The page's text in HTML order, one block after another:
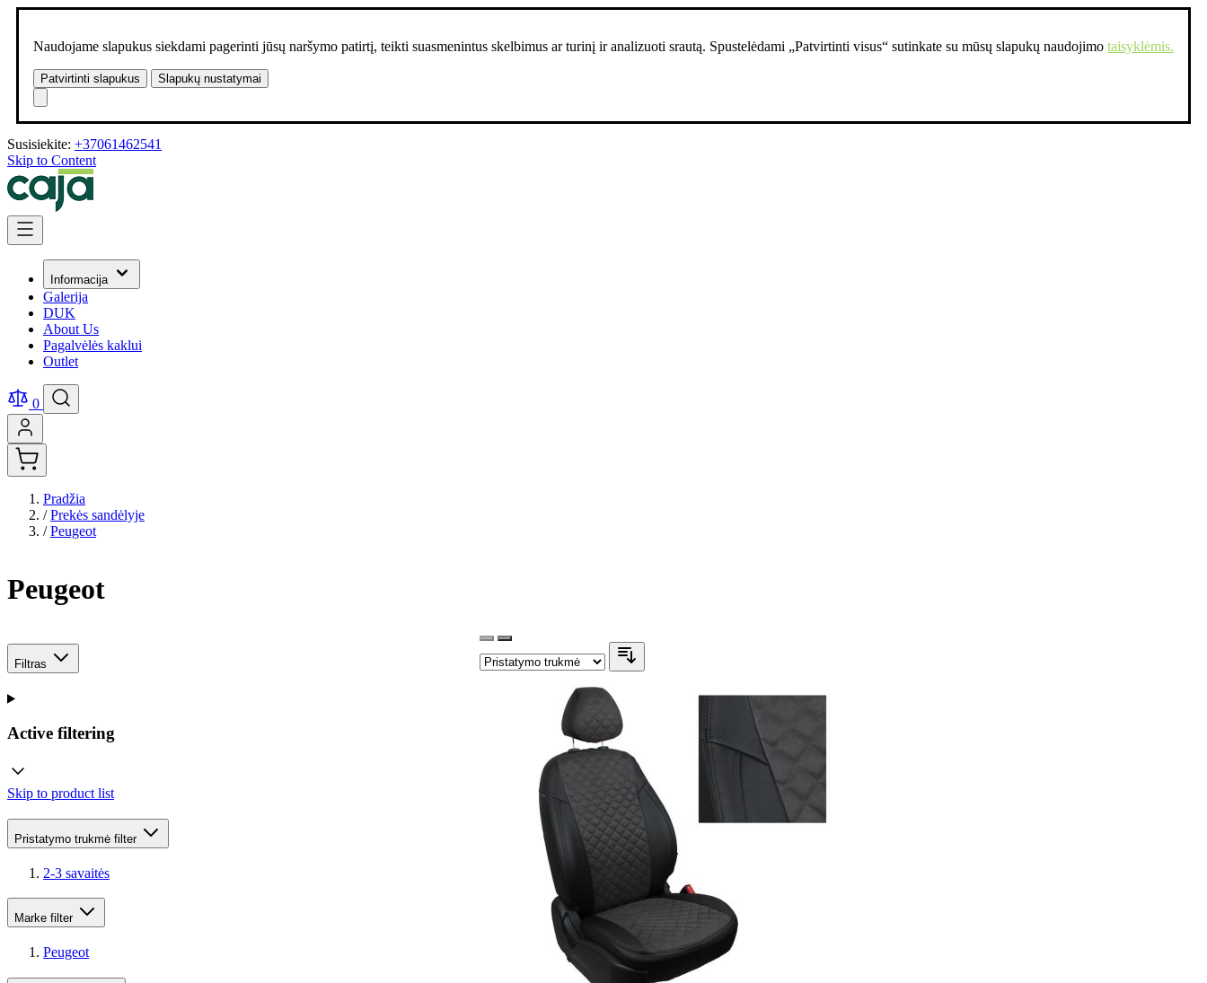
Naudojame slapukus siekdami pagerinti jūsų naršymo patirtį, teikti suasmenintus skelbimus ar turinį ir analizuoti srautą. Spustelėdami „Patvirtinti visus“ sutinkate su mūsų slapukų naudojimo taisyklėmis.
Patvirtinti slapukus Slapukų nustatymai
Susisiekite: +37061462541
Skip to Content
Informacija
Galerija
DUK
About Us
Pagalvėlės kaklui
Outlet
0
Pradžia
/ Prekės sandėlyje
/ Peugeot
Peugeot
Filtras
Active filtering
Skip to product list
Pristatymo trukmė filter
2-3 savaitės
Marke filter
Peugeot